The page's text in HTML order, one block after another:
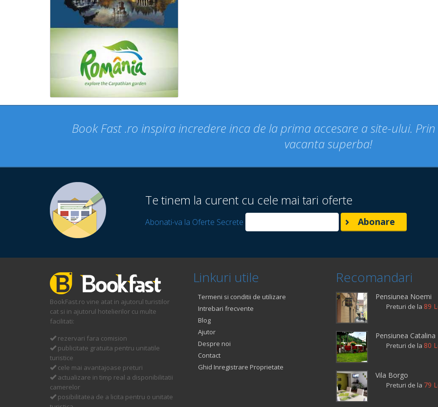
Book Fast .ro inspira incredere inca de la prima accesare a site-ului.
vacanta superba!
Te tinem la curent cu cele mai tari oferte
Abonati-va la Oferte Secrete
BookFast.ro vine atat in ajutorul turistilor
cat si in ajutorul hotelierilor cu multe
facilitati:
rezervari fara comision
publicitate gratuita pentru unitatile
turistice
cele mai avantajoase preturi
actualizare in timp real a disponibilitatii
camerelor
posibilitatea de a licita pentru o unitate
Linkuri utile
Termeni si conditii de utilizare
Intrebari frecvente
Blog
Ajutor
Despre noi
Contact
Ghid Inregistrare Proprietate
Recomandari
Pensiunea Noemi
Preturi de la 89
Pensiunea Catalina
Preturi de la 80
Vila Borgo
Preturi de la 79